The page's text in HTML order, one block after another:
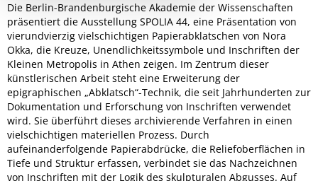
Die Berlin-Brandenburgische Akademie der Wissenschaften
präsentiert die Ausstellung SPOLIA 44, eine Präsentation von
vierundvierzig vielschichtigen Papierabklatschen von Nora
Okka, die Kreuze, Unendlichkeitssymbole und Inschriften der
Kleinen Metropolis in Athen zeigen. Im Zentrum dieser
künstlerischen Arbeit steht eine Erweiterung der
epigraphischen „Abklatsch“-Technik, die seit Jahrhunderten zur
Dokumentation und Erforschung von Inschriften verwendet
wird. Sie überführt dieses archivierende Verfahren in einen
vielschichtigen materiellen Prozess. Durch
aufeinanderfolgende Papierabdrücke, die Reliefoberflächen in
Tiefe und Struktur erfassen, verbindet sie das Nachzeichnen
von Inschriften mit der Logik des skulpturalen Abgusses. Auf